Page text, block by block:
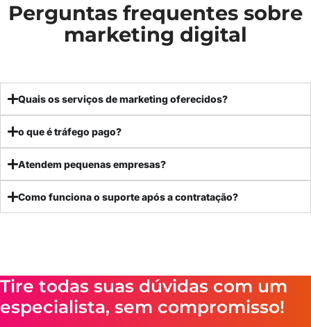
Perguntas frequentes sobre
marketing digital
Quais os serviços de marketing oferecidos?
o que é tráfego pago?
Atendem pequenas empresas?
Como funciona o suporte após a contratação?
Tire todas suas dúvidas com um
especialista, sem compromisso!